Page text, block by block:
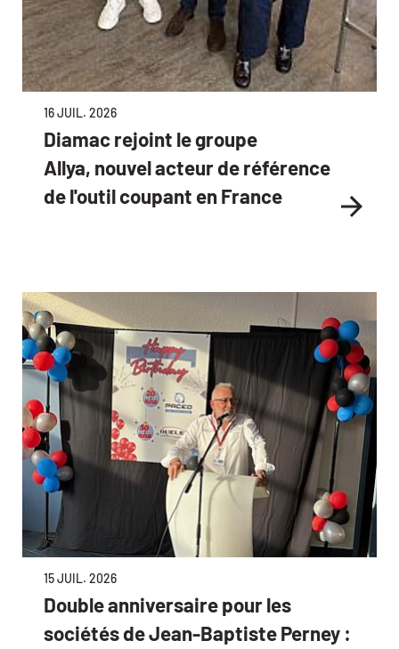
16 JUIL. 2026
Diamac rejoint le groupe
Allya, nouvel acteur de référence
de l'outil coupant en France
15 JUIL. 2026
Double anniversaire pour les
sociétés de Jean-Baptiste Perney :